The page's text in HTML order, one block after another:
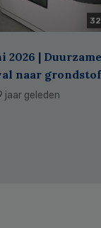
2026 | Duurzame
naar grondstof
jaar geleden